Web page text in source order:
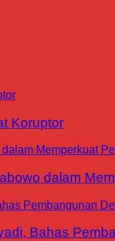
Koruptor
dalam
Bahas